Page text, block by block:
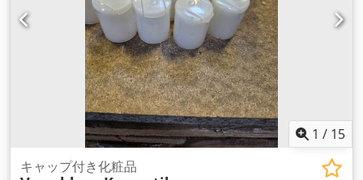
1 / 15
キャップ付き化粧品